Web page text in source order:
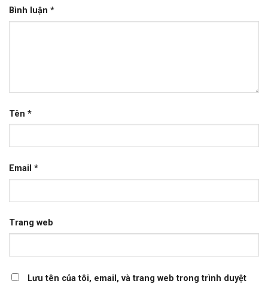
Bình luận *
Tên *
Email *
Trang web
Lưu tên của tôi, email, và trang web trong trình duyệt